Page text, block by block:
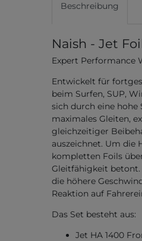
Beschreibung
Naish - Jet
Expert Performance
Entwickelt für
beim Surfen, SUP,
sich durch eine
maximales Gleiten,
gleichzeitiger
auszeichnet. Um die
kompletten Foils
Gleitfähigkeit
die höhere
Reaktion auf
Das Set besteht aus:
Jet HA 1400